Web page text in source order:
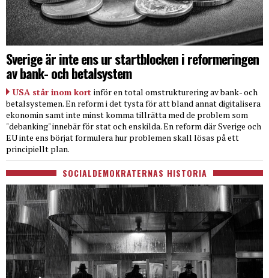
Sverige är inte ens ur startblocken i reformeringen
av bank- och betalsystem
USA står inom kort inför en total omstrukturering av bank- och
betalsystemen. En reform i det tysta för att bland annat digitalisera
ekonomin samt inte minst komma tillrätta med de problem som
"debanking" innebär för stat och enskilda. En reform där Sverige och
EU inte ens börjat formulera hur problemen skall lösas på ett
principiellt plan.
SOCIALDEMOKRATERNAS HISTORIA